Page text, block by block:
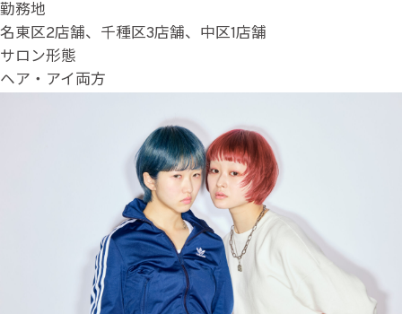
勤務地
名東区2店舗、千種区3店舗、中区1店舗
サロン形態
ヘア・アイ両方